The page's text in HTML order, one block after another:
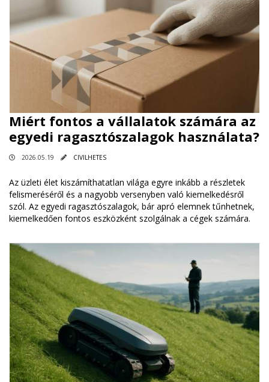
Miért fontos a vállalatok számára az
egyedi ragasztószalagok használata?
2026.05.19 CIVILHETES
Az üzleti élet kiszámíthatatlan világa egyre inkább a részletek
felismeréséről és a nagyobb versenyben való kiemelkedésről
szól. Az egyedi ragasztószalagok, bár apró elemnek tűnhetnek,
kiemelkedően fontos eszközként szolgálnak a cégek számára.